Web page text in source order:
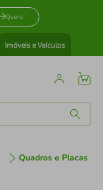
Quero
Imóveis e Veículos
Quadros e Placas